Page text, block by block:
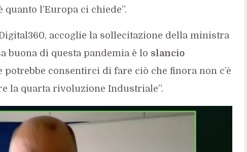
l’Europa ci chiede”.
accoglie la sollecitazione della ministra
buona di questa pandemia è lo slancio
potrebbe consentirci di fare ciò che finora non c’è
la quarta rivoluzione Industriale”.